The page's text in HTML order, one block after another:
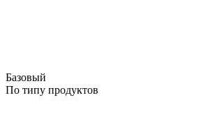
Базовый
По типу продуктов